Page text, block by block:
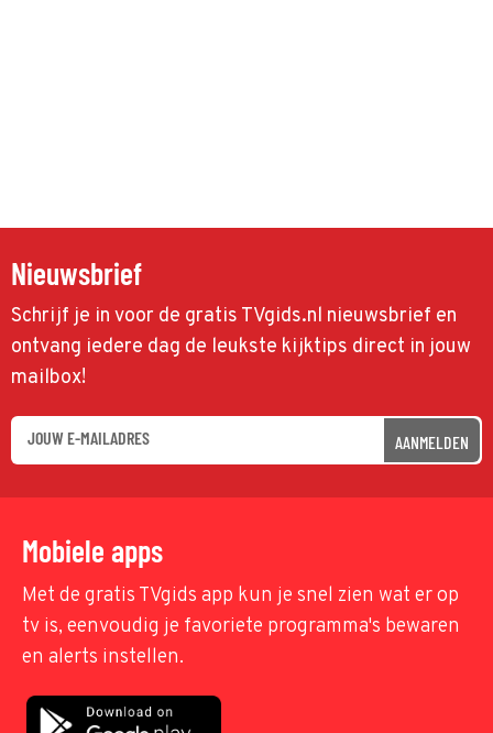
Nieuwsbrief
Schrijf je in voor de gratis TVgids.nl nieuwsbrief en
ontvang iedere dag de leukste kijktips direct in jouw
mailbox!
AANMELDEN
Mobiele apps
Met de gratis TVgids app kun je snel zien wat er op
tv is, eenvoudig je favoriete programma's bewaren
en alerts instellen.